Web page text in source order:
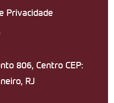
Privacidade
806, Centro CEP:
RJ